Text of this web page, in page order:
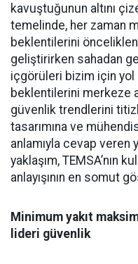
kavuştuğunun altını
temelinde, her zaman
beklentilerini
geliştirirken sahadan
içgörüleri bizim için
beklentilerini merkeze
güvenlik trendlerini
tasarımına ve
anlamıyla cevap veren
yaklaşım, TEMSA’nın
anlayışının en somut
Minimum yakıt
lideri güvenlik